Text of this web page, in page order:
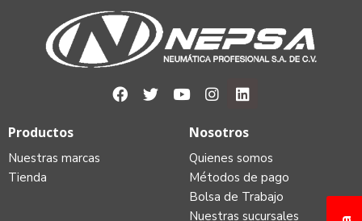
Nosotros
Quienes somos
Métodos de pago
Bolsa de Trabajo
Nuestras sucursales
Productos
Nuestras marcas
Tienda